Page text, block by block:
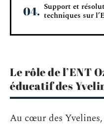
Support et
techniques sur
Le rôle de l’ENT
éducatif des
Au cœur des Yvelines,